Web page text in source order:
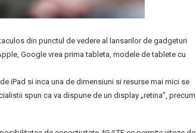
din punctul de vedere al lansarilor de gadgeturi
Google vrea prima tableta, modele de tablete cu
iPad si inca una de dimensiuni si resurse mai mici se
spun ca va dispune de un display „retina”, precum